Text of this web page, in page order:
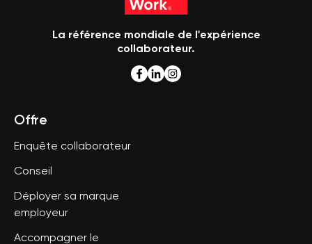
La référence mondiale de l'expérience
collaborateur.
Offre
Enquête collaborateur
Conseil
Déployer sa marque
employeur
Accompagner le